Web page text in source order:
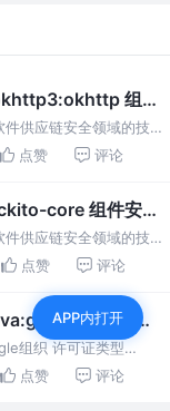
组件
析
供应链安全领域的技术
数百万技术人员提供全
报、开源组件安全、
SCA）、
点赞 评论
core 组件安全
供应链安全领域的技术
数百万技术人员提供全
情报、开源组件安全、
SCA）、
点赞 评论
组件安全
组织 许可证类型
年 4 月 26 日 最
点赞 评论
APP内打开